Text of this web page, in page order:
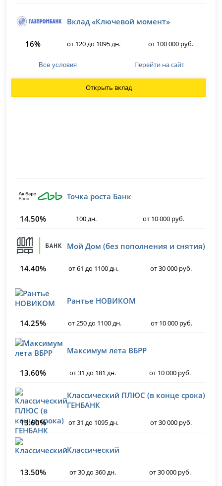
Вклад «Ключевой момент»
16% от 120 до 1095 дн. от 100 000 руб.
Все условия Перейти на сайт
Открыть вклад
Точка роста Банк
14.50% 100 дн. от 10 000 руб.
Мой Дом (без пополнения и снятия)
14.40% от 61 до 1100 дн. от 30 000 руб.
Рантье НОВИКОМ
14.25% от 250 до 1100 дн. от 10 000 руб.
Максимум лета ВБРР
13.60% от 31 до 181 дн. от 10 000 руб.
Классический ПЛЮС (в конце срока)
ГЕНБАНК
13.60%
от 31 до 1095 дн. от 30 000 руб.
Классический
13.50% от 30 до 360 дн. от 30 000 руб.